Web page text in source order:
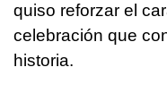
quiso reforzar el
celebración que
historia.